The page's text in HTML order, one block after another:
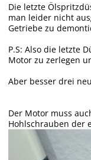
Die letzte
man leider nicht
Getriebe zu
P.S: Also die letzte
Motor zu zerlegen
Aber besser drei
Der Motor muss
Hohlschrauben der